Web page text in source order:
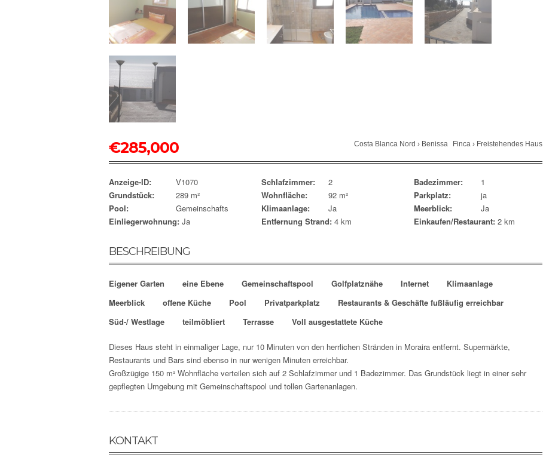
€285,000 Costa Blanca Nord › Benissa Finca › Freistehendes Haus
Anzeige-ID: V1070 Schlafzimmer: 2 Badezimmer:
1
Grundstück:
289 m² Wohnfläche: 92 m² Parkplatz:
ja
Pool:
Gemeinschafts Klimaanlage: Ja Meerblick:
Ja
Einliegerwohnung: Ja Entfernung Strand: 4 km Einkaufen/Restaurant: 2 km
BESCHREIBUNG
Eigener Garten eine Ebene Gemeinschaftspool Golfplatznähe Internet
Klimaanlage
Meerblick
offene Küche Pool Privatparkplatz
Restaurants & Geschäfte fußläufig erreichbar
Süd-/ Westlage
teilmöbliert Terrasse Voll ausgestattete Küche
Dieses Haus steht in einmaliger Lage, nur 10 Minuten von den herrlichen Stränden in Moraira entfernt. Supermärkte,
Restaurants und Bars sind ebenso in nur wenigen Minuten erreichbar.
Großzügige 150 m² Wohnfläche verteilen sich auf 2 Schlafzimmer und 1 Badezimmer. Das Grundstück liegt in einer sehr
gepflegten Umgebung mit Gemeinschaftspool und tollen Gartenanlagen.
KONTAKT